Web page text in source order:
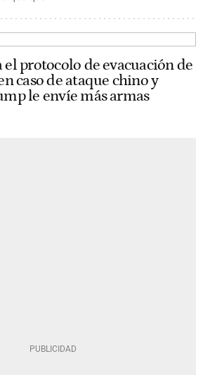
el protocolo de evacuación de
caso de ataque chino y
le envíe más armas